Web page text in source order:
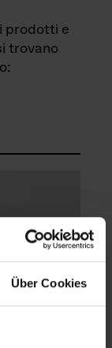
Über Cookies
prodotti e
trovano